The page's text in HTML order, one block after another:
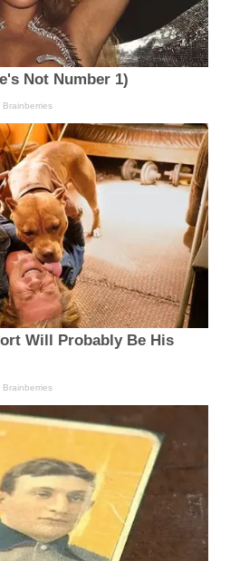
Not Number 1)
Brainberries
Will Probably Be His
Brainberries